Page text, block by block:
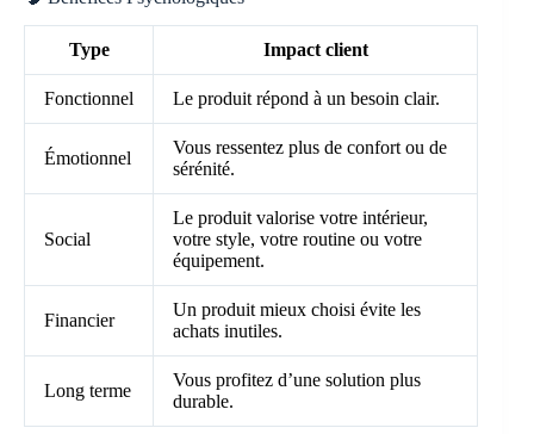
Type Impact client
Fonctionnel Le produit répond à un besoin clair.
Émotionnel
Vous ressentez plus de confort ou de
sérénité.
Social
Le produit valorise votre intérieur,
votre style, votre routine ou votre
équipement.
Financier
Un produit mieux choisi évite les
achats inutiles.
Long terme
Vous profitez d’une solution plus
durable.